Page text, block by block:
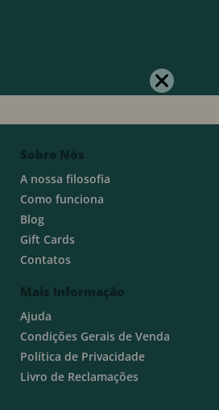
Sobre Nós
A nossa filosofia
Como funciona
Blog
Gift Cards
Contatos
Mais Informação
Ajuda
Condições Gerais de Venda
Política de Privacidade
Livro de Reclamações